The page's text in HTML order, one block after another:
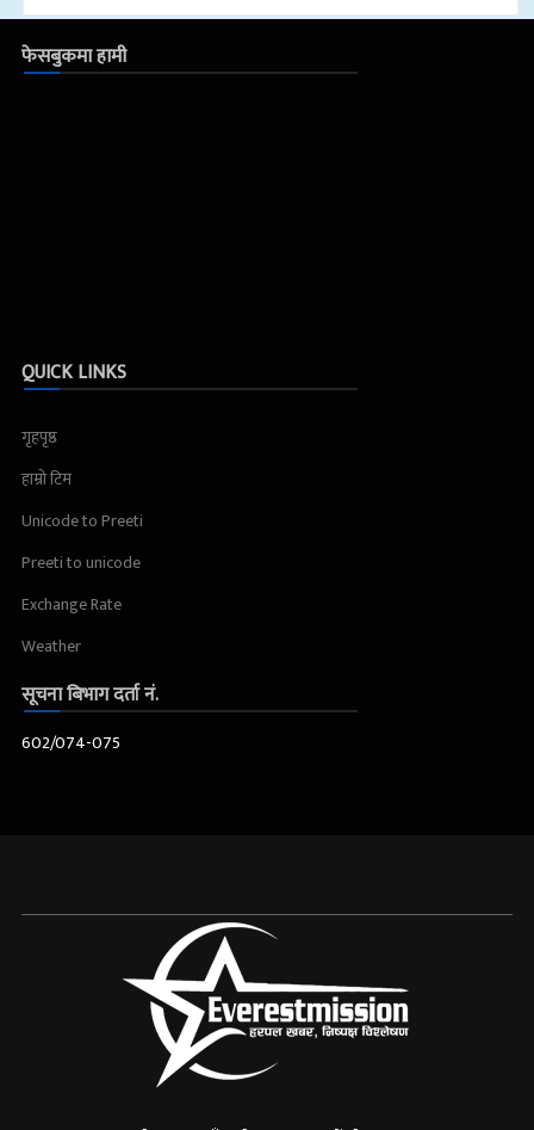
फेसबुकमा हामी
QUICK LINKS
गृहपृष्ठ
हाम्रो टिम
Unicode to Preeti
Preeti to unicode
Exchange Rate
Weather
सूचना बिभाग दर्ता नं.
602/074-075